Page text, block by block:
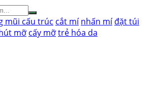
mũi cấu trúc cắt mí nhấn mí đặt túi
mỡ cấy mỡtrẻ hóa da